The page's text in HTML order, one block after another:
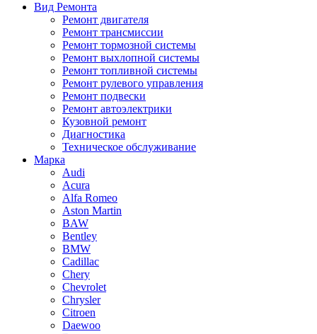
Вид Ремонта
Ремонт двигателя
Ремонт трансмиссии
Ремонт тормозной системы
Ремонт выхлопной системы
Ремонт топливной системы
Ремонт рулевого управления
Ремонт подвески
Ремонт автоэлектрики
Кузовной ремонт
Диагностика
Техническое обслуживание
Марка
Audi
Acura
Alfa Romeo
Aston Martin
BAW
Bentley
BMW
Cadillac
Chery
Chevrolet
Chrysler
Citroen
Daewoo